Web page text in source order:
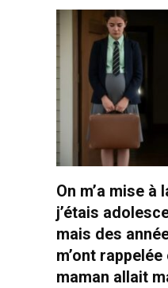
On m’a mise à
j’étais
mais des
m’ont
maman allait